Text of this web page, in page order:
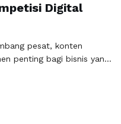
Digital
pesat, konten
penting bagi bisnis yang
semata, melainkan